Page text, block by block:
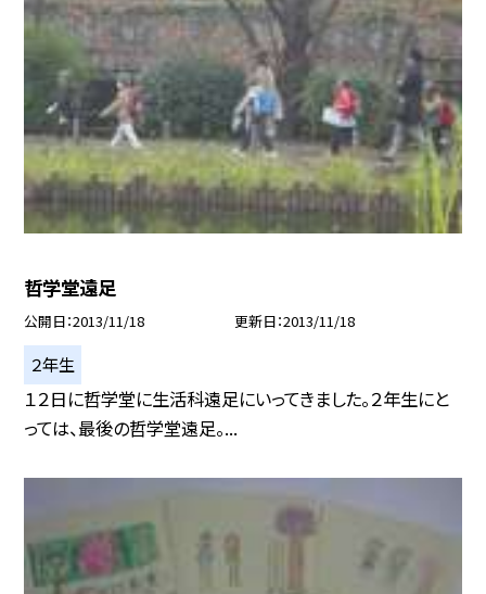
哲学堂遠足
公開日 2013/11/18 更新日 2013/11/18
２年生
１２日に哲学堂に生活科遠足にいってきました。２年生にと
っては、最後の哲学堂遠足。...